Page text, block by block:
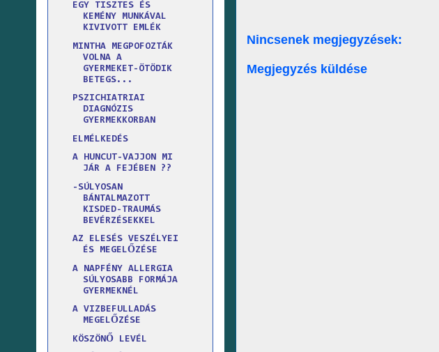
Nincsenek megjegyzések:
Megjegyzés küldése
EGY TISZTES ÉS
KEMÉNY MUNKÁVAL
KIVIVOTT EMLÉK
MINTHA MEGPOFOZTÁK
VOLNA A
GYERMEKET-ÖTÖDIK
BETEGS...
PSZICHIATRIAI
DIAGNÓZIS
GYERMEKKORBAN
ELMÉLKEDÉS
A HUNCUT-VAJJON MI
JÁR A FEJÉBEN ??
-SÚLYOSAN
BÁNTALMAZOTT
KISDED-TRAUMÁS
BEVÉRZÉSEKKEL
AZ ELESÉS VESZÉLYEI
ÉS MEGELŐZÉSE
A NAPFÉNY ALLERGIA
SÚLYOSABB FORMÁJA
GYERMEKNÉL
A VIZBEFULLADÁS
MEGELŐZÉSE
KÖSZÖNŐ LEVÉL